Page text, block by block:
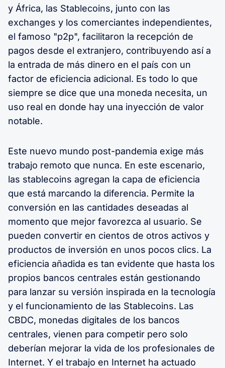
y África, las Stablecoins, junto con las
exchanges y los comerciantes independientes,
el famoso "p2p", facilitaron la recepción de
pagos desde el extranjero, contribuyendo así a
la entrada de más dinero en el país con un
factor de eficiencia adicional. Es todo lo que
siempre se dice que una moneda necesita, un
uso real en donde hay una inyección de valor
notable.
Este nuevo mundo post-pandemia exige más
trabajo remoto que nunca. En este escenario,
las stablecoins agregan la capa de eficiencia
que está marcando la diferencia. Permite la
conversión en las cantidades deseadas al
momento que mejor favorezca al usuario. Se
pueden convertir en cientos de otros activos y
productos de inversión en unos pocos clics. La
eficiencia añadida es tan evidente que hasta los
propios bancos centrales están gestionando
para lanzar su versión inspirada en la tecnología
y el funcionamiento de las Stablecoins. Las
CBDC, monedas digitales de los bancos
centrales, vienen para competir pero solo
deberían mejorar la vida de los profesionales de
Internet. Y el trabajo en Internet ha actuado